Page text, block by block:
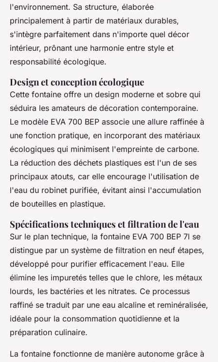
l'environnement. Sa structure, élaborée
principalement à partir de matériaux durables,
s'intègre parfaitement dans n'importe quel décor
intérieur, prônant une harmonie entre style et
responsabilité écologique.
Design et conception écologique
Cette fontaine offre un design moderne et sobre qui
séduira les amateurs de décoration contemporaine.
Le modèle EVA 700 BEP associe une allure raffinée à
une fonction pratique, en incorporant des matériaux
écologiques qui minimisent l'empreinte de carbone.
La réduction des déchets plastiques est l'un de ses
principaux atouts, car elle encourage l'utilisation de
l'eau du robinet purifiée, évitant ainsi l'accumulation
de bouteilles en plastique.
Spécifications techniques et filtration de l'eau
Sur le plan technique, la fontaine EVA 700 BEP 7l se
distingue par un système de filtration en neuf étapes,
développé pour purifier efficacement l'eau. Elle
élimine les impuretés telles que le chlore, les métaux
lourds, les bactéries et les nitrates. Ce processus
raffiné se traduit par une eau alcaline et reminéralisée,
idéale pour la consommation quotidienne et la
préparation culinaire.
La fontaine fonctionne de manière autonome grâce à